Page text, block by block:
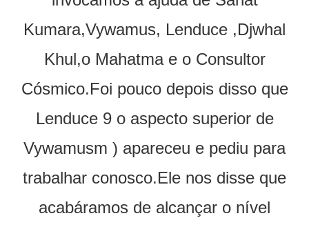
Kumara,Vywamus, Lenduce ,Djwhal
Khul,o Mahatma e o Consultor
Cósmico.Foi pouco depois disso que
Lenduce 9 o aspecto superior de
Vywamusm ) apareceu e pediu para
trabalhar conosco.Ele nos disse que
acabáramos de alcançar o nível